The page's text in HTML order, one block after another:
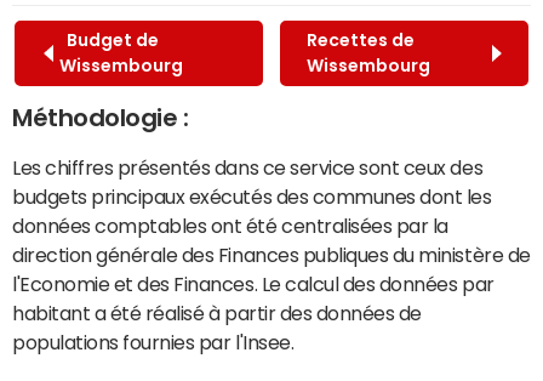
Budget de
Wissembourg
Recettes de
Wissembourg
Méthodologie :
Les chiffres présentés dans ce service sont ceux des
budgets principaux exécutés des communes dont les
données comptables ont été centralisées par la
direction générale des Finances publiques du ministère de
l'Economie et des Finances. Le calcul des données par
habitant a été réalisé à partir des données de
populations fournies par l'Insee.